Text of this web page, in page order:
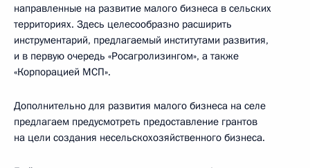
направленные на развитие малого бизнеса в сельских
территориях. Здесь целесообразно расширить
инструментарий, предлагаемый институтами развития,
и в первую очередь «Росагролизингом», а также
«Корпорацией МСП».
Дополнительно для развития малого бизнеса на селе
предлагаем предусмотреть предоставление грантов
на цели создания несельскохозяйственного бизнеса.